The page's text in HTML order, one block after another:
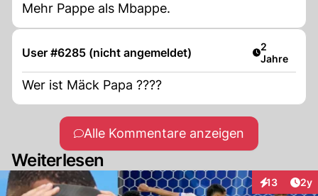
Mehr Pappe als Mbappe.
User #6285 (nicht angemeldet) Artikel
2
Jahre
Wer ist Mäck Papa ????
Alle Kommentare anzeigen
Weiterlesen
13 2y